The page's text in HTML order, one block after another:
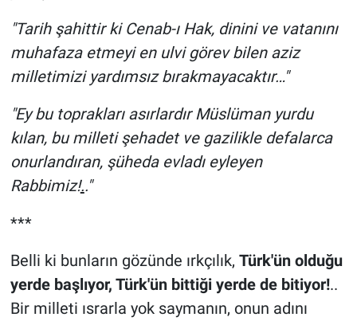
"Tarih şahittir ki Cenab-ı Hak, dinini ve vatanını
muhafaza etmeyi en ulvi görev bilen aziz
milletimizi yardımsız bırakmayacaktır…"
"Ey bu toprakları asırlardır Müslüman yurdu
kılan, bu milleti şehadet ve gazilikle defalarca
onurlandıran, şüheda evladı eyleyen
Rabbimiz!.."
***
Belli ki bunların gözünde ırkçılık, Türk'ün olduğu
yerde başlıyor, Türk'ün bittiği yerde de bitiyor!..
Bir milleti ısrarla yok saymanın, onun adını